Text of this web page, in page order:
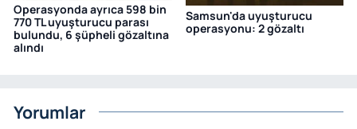
Operasyonda ayrıca 598 bin
770 TL uyuşturucu parası
bulundu, 6 şüpheli gözaltına
alındı
Samsun'da uyuşturucu
operasyonu: 2 gözaltı
Yorumlar